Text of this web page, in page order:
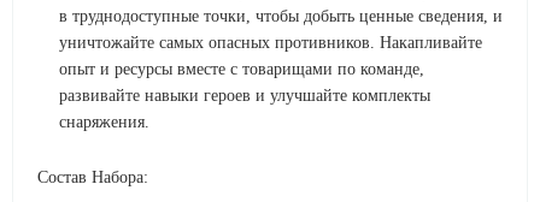
в труднодоступные точки, чтобы добыть ценные сведения, и
уничтожайте самых опасных противников. Накапливайте
опыт и ресурсы вместе с товарищами по команде,
развивайте навыки героев и улучшайте комплекты
снаряжения.
Состав Набора: